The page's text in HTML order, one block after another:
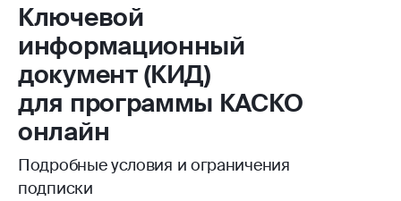
Ключевой
информационный
документ (КИД)
для программы КАСКО
онлайн
Подробные условия и ограничения
подписки